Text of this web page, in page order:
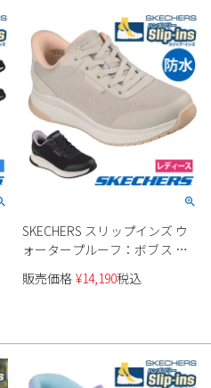
SKECHERS スリップインズ ウ
ォータープルーフ：ボブス ス
クワッド 4 防水 117744
販売価格 ¥14,190税込